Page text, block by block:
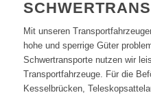
Mit unseren
hohe und sperrige Güter
Schwertransporte nutzen wir
Transportfahrzeuge. Für die
Kesselbrücken,